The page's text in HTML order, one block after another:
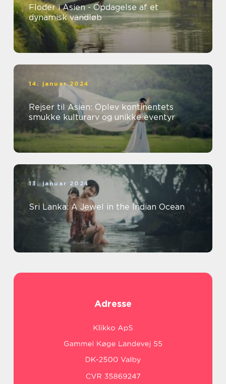
Floder i Asien - Opdagelse af et
dynamisk vandløb
14. januar 2024
Rejser til Asien: Oplev kontinentets
smukke kulturarv og unikke eventyr
13. januar 2024
Sri Lanka: A Jewel in the Indian Ocean
Adresse